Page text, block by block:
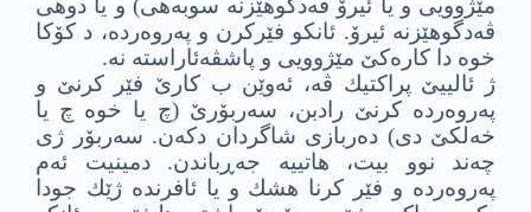
مێژوویى و یا ئیرۆ ڤه‌دگوهێزنه‌ سوبه‌هى) و یا دوهى
ڤه‌دگوهێزنه‌ ئیرۆ. ئانكو فێركرن و په‌روه‌رده‌، د كۆكا
خوه‌ دا كاره‌كێ مێژوویى و پاشڤه‌ئاراسته‌ نه‌.
ژ ئالییێ پراكتیك ڤه‌، ئه‌وێن ب كارێ فێر كرنێ و
په‌روه‌رده‌ كرنێ رادبن، سه‌ربۆرێ (چ یا خوه‌ چ یا
خه‌لكێ دى) ده‌ربازى شاگردان دكه‌ن. سه‌ربۆر ژى
چه‌ند نوو بیت، هاتییه‌ جه‌ڕباندن. دمینیت ئه‌م
په‌روه‌رده‌ و فێر كرنا هشك و یا ئافرنده‌ ژێك جودا